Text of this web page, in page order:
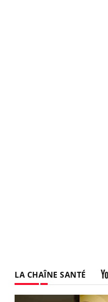
LA CHAÎNE SANTÉ